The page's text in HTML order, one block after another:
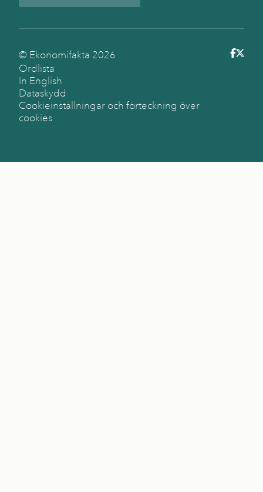
© Ekonomifakta 2026
Ordlista
In English
Dataskydd
Cookieinställningar och förteckning över
cookies